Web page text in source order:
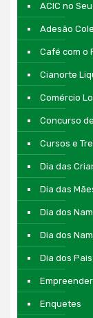
ACIC no
Adesão
Café com o
Cianorte
Comércio
Concurso
Cursos e
Dia das
Dia das
Dia dos
Dia dos
Dia dos Pais
Empreender
Enquetes